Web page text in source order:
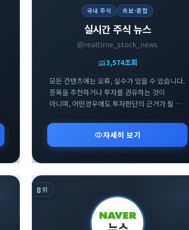
국내 주식 속보·종합
실시간 주식 뉴스
@realtime_stock_news
monitoring3,574조회
모든 컨텐츠에는 오류, 실수가 있을 수 있습니다.
종목을 추천하거나 투자를 권유하는 것이
아니며, 어떤경우에도 투자판단의 근거가 될 수
본인에게 있습니다.
visibility자세히 보기
8위